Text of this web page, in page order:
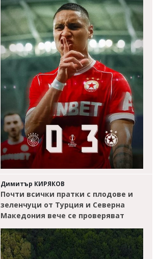
Димитър КИРЯКОВ
Почти всички пратки с плодове и
зеленчуци от Турция и Северна
Македония вече се проверяват